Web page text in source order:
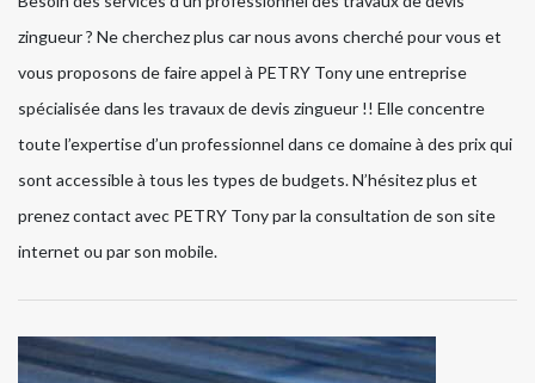
zingueur ? Ne cherchez plus car nous avons cherché pour vous et
vous proposons de faire appel à PETRY Tony une entreprise
spécialisée dans les travaux de devis zingueur !! Elle concentre
toute l’expertise d’un professionnel dans ce domaine à des prix qui
sont accessible à tous les types de budgets. N’hésitez plus et
prenez contact avec PETRY Tony par la consultation de son site
internet ou par son mobile.